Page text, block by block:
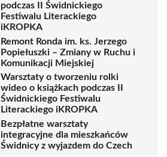
podczas II Świdnickiego
Festiwalu Literackiego
iKROPKA
Remont Ronda im. ks. Jerzego
Popiełuszki – Zmiany w Ruchu i
Komunikacji Miejskiej
Warsztaty o tworzeniu rolki
wideo o książkach podczas II
Świdnickiego Festiwalu
Literackiego iKROPKA
Bezpłatne warsztaty
integracyjne dla mieszkańców
Świdnicy z wyjazdem do Czech